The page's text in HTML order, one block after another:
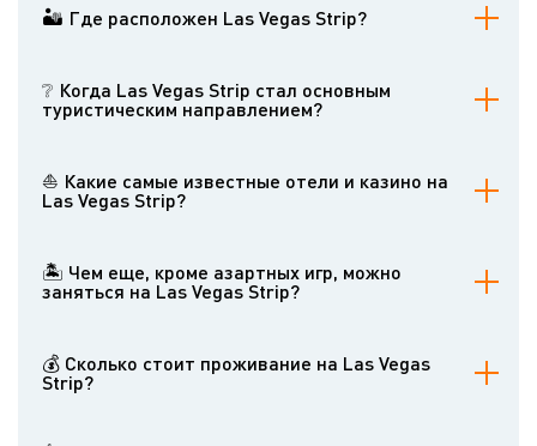
прекращается. В ближайшем будущем здесь откроются новые
объекты.
🏜 Где расположен Las Vegas Strip?
до башни Стратосфера на северном конце. На самом деле он
находится не в пределах городской черты Лас-Вегаса, а в
неинкорпорированных городах Парадайс и Винчестер.
❔ Когда Las Vegas Strip стал основным
туристическим направлением?
Rancho Vegas в 1941 году. Однако настоящий бум произошел в
1950-х и 1960-х годах со строительством многих знаковых отелей
⛵ Какие самые известные отели и казино на
Las Vegas Strip?
Caesars Palace, MGM Grand, The Venetian, Wynn Las Vegas и
Luxor. Каждый предлагает уникальные темы, аттракционы и
🏝 Чем еще, кроме азартных игр, можно
заняться на Las Vegas Strip?
Посетители могут наслаждаться шоу и концертами мирового
класса, ресторанами высокой кухни, роскошным шоппингом,
художественными галереями и такими достопримечательностями,
Лас-Вегас.
💰 Сколько стоит проживание на Las Vegas
Strip?